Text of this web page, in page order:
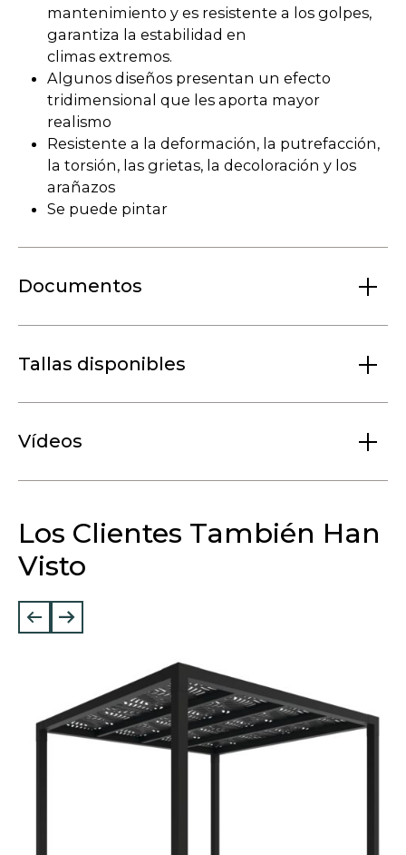
mantenimiento y es resistente a los golpes,
garantiza la estabilidad en
climas extremos.
Algunos diseños presentan un efecto
tridimensional que les aporta mayor
realismo
Resistente a la deformación, la putrefacción,
la torsión, las grietas, la decoloración y los
arañazos
Se puede pintar
Documentos
Tallas disponibles
Vídeos
Los Clientes También Han
Visto